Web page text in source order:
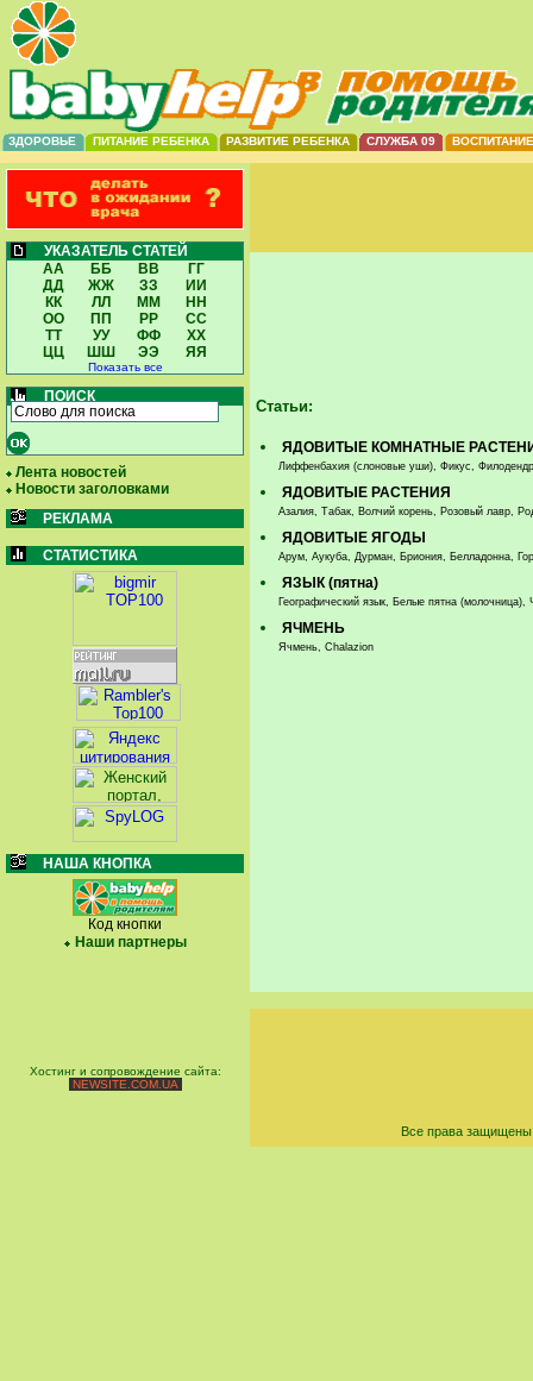
ЗДОРОВЬЕ ПИТАНИЕ РЕБЕНКА РАЗВИТИЕ РЕБЕНКА СЛУЖБА 09 ВОСПИТАНИЕ
УКАЗАТЕЛЬ СТАТЕЙ
АА
ББ ВВ
ГГ
ДД
ЖЖ ЗЗ
ИИ
КК
ЛЛ ММ
НН
ОО
ПП РР
СС
ТТ
УУ ФФ
ХХ
ЦЦ
ШШ ЭЭ ЯЯ
Показать все
ПОИСК
Лента новостей
Новости заголовками
РЕКЛАМА
СТАТИСТИКА
НАША КНОПКА
Код кнопки
Наши партнеры
Статьи:
ЯДОВИТЫЕ КОМНАТНЫЕ
Лиффенбахия (слоновые уши), Фикус,
ЯДОВИТЫЕ РАСТЕНИЯ
Азалия, Табак, Волчий корень, Розовый лавр,
ЯДОВИТЫЕ ЯГОДЫ
Арум, Аукуба, Дурман, Бриония, Белладонна,
ЯЗЫК (пятна)
Географический язык, Белые пятна
ЯЧМЕНЬ
Ячмень, Chalazion
Хостинг и сопровождение сайта:
NEWSITE.COM.UA
Все права